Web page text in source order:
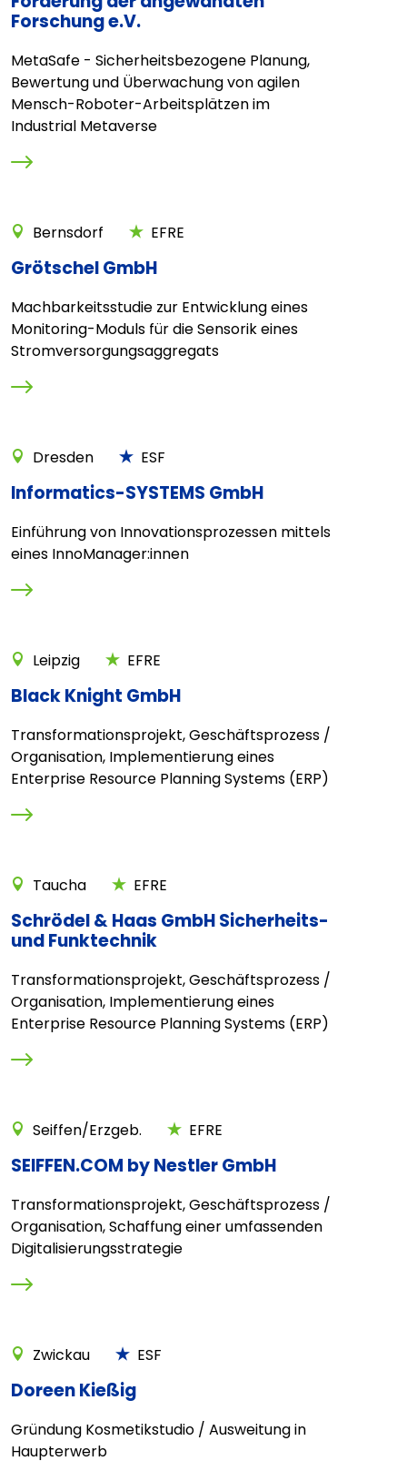
Forschung e.V.
MetaSafe - Sicherheitsbezogene Planung,
Bewertung und Überwachung von agilen
Mensch-Roboter-Arbeitsplätzen im
Industrial Metaverse
Bernsdorf EFRE
Grötschel GmbH
Machbarkeitsstudie zur Entwicklung eines
Monitoring-Moduls für die Sensorik eines
Stromversorgungsaggregats
Dresden ESF
Informatics-SYSTEMS GmbH
Einführung von Innovationsprozessen mittels
eines InnoManager:innen
Leipzig EFRE
Black Knight GmbH
Transformationsprojekt, Geschäftsprozess /
Organisation, Implementierung eines
Enterprise Resource Planning Systems (ERP)
Taucha EFRE
Schrödel & Haas GmbH Sicherheits-
und Funktechnik
Transformationsprojekt, Geschäftsprozess /
Organisation, Implementierung eines
Enterprise Resource Planning Systems (ERP)
Seiffen/Erzgeb. EFRE
SEIFFEN.COM by Nestler GmbH
Transformationsprojekt, Geschäftsprozess /
Organisation, Schaffung einer umfassenden
Digitalisierungsstrategie
Zwickau ESF
Doreen Kießig
Gründung Kosmetikstudio / Ausweitung in
Haupterwerb